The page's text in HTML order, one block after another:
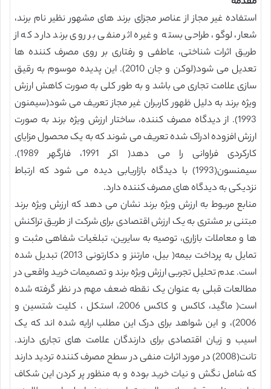
استفاده غیر مجاز از عناصر مجزای برند های مشهور نظیر نام برند،
شعار، لوگو، طراحی بسته و غیره اثر منفی بر روی برند دارد که از
طریق اثرات شناختی، عاطفی و رفتاری بر روی مصرف کننده ها
تعدیل می شود(لوکن و جان 2010). این پدیده موسوم به رقیق
سازی علامت تجاری می باشد و به طور کلی به صورت کاهش ارزش
ویژه برند به دلیل ظهور کاربران غیر مجاز تعریف می شود(سیمنون
1993). از دیدگاه مصرف کننده، ساختار ارزش ویژه برند به صورت
ارزش افزوده ادراک شده تعریف می شوند که به یک محصول مزایای
کارکردی فراوانی را می دهد( اکر 1991، فارگهر 1989).
سیمنسون(1993) با دیدگاه بازاریابی دیده می شود که ارتباط
نزدیکی به دیدگاه های مصرف کننده دارد.
منابع مربوط به ارزش ویژه برند نشان می دهد که ارزش ویژه برند
مبتنی بر مشتری به یک ارزش اقتصادی برای شرکت از طریق تراکنش
ها و معاملات بازاری، توصیه به سایرین، تبلغیات شفاهی مثبت و
تمایل به پرداخت بیمه( بیل، مارتنز و دکارتونی 2013) تبدیل شده
است. عدم تحلیل تجربی ارزش ویژه برند و تصمیمات خرید واقعی در
مطالعات قبلی به عنوان یک نقطه ضعف مهم در نظر گرفته شده
است( ماگید، کاکس و کاکس 2006، استکل ، کلیت شتسین و
2006)، و این شواهد برای درک این مطلب ارایه شده اند که یک
اسیب و زیان اقتصادی برای دارندگان علامت های تجاری دارند.
تانت(2008) در مورد اثرات منفی در سطح مصرف کننده تردید دارند
که شامل نگش و نیات خرید بوده و به منظور پر کردن این شکاف